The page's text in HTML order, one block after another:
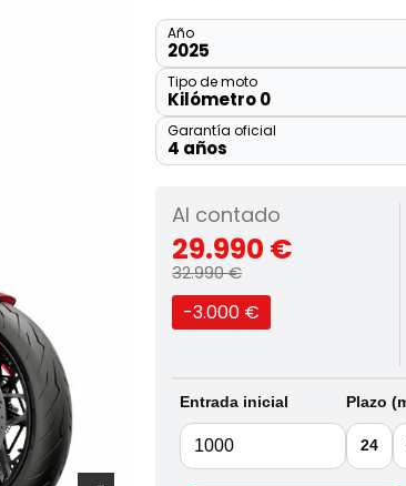
Año
2025
Tipo de moto
Kilómetro 0
Garantía oficial
4 años
Al contado
29.990 €
32.990 €
-3.000 €
Entrada inicial Plazo
24